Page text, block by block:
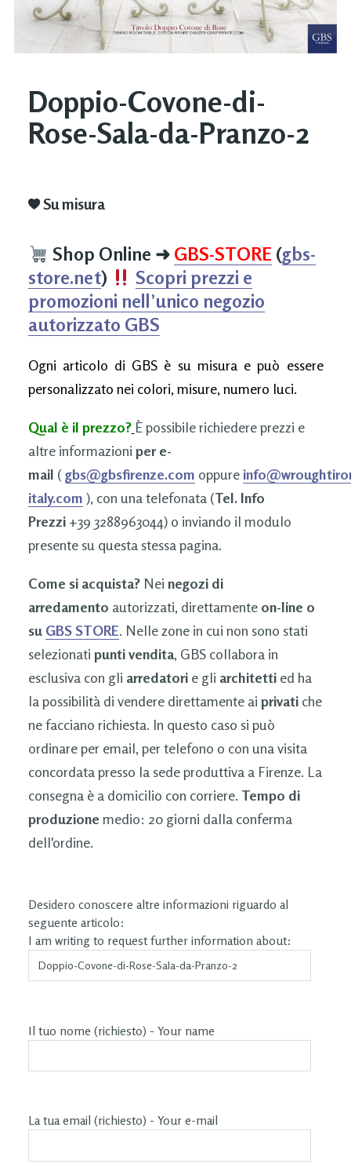
Doppio-Covone-di-
Rose-Sala-da-Pranzo-2
Su misura
Shop Online ➜ GBS-STORE (gbs-
store.net)
Scopri prezzi e
promozioni nell’unico negozio
autorizzato GBS
Ogni articolo di GBS è su misura e può essere
personalizzato nei colori, misure, numero luci.
Qual è il prezzo? È possibile richiedere prezzi e
altre informazioni per e-
mail ( gbs@gbsfirenze.com oppure
italy.com ), con una telefonata (Tel. Info
Prezzi+39 3288963044) o inviando il modulo
presente su questa stessa pagina.
Come si acquista?Nei negozi di
arredamento autorizzati, direttamente on-line o
su GBS STORE. Nelle zone in cui non sono stati
selezionati punti vendita, GBS collabora in
esclusiva con gli arredatorie gli architettied ha
la possibilità di vendere direttamente ai privatiche
ne facciano richiesta. In questo caso si può
ordinare per email, per telefono o con una visita
concordata presso la sede produttiva a Firenze. La
consegna è a domicilio con corriere. Tempo di
produzione medio: 20 giorni dalla conferma
dell'ordine.
Desidero conoscere altre informazioni riguardo al
seguente articolo:
I am writing to request further information about:
Il tuo nome (richiesto) - Your name
La tua email (richiesto) - Your e-mail